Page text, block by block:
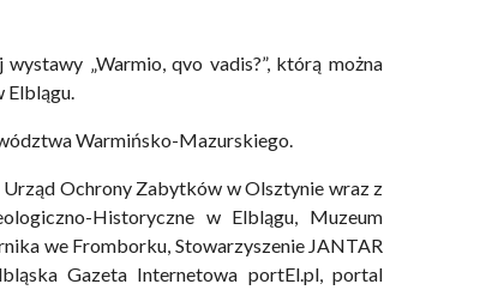
„Warmio, qvo vadis?”, którą można
Elblągu.
Warmińsko-Mazurskiego.
Ochrony Zabytków w Olsztynie wraz z
Historyczne w Elblągu, Muzeum
we Fromborku, Stowarzyszenie JANTAR
Gazeta Internetowa portEl.pl, portal